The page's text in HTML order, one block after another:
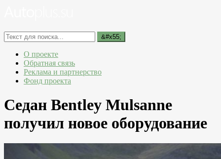
О проекте
Обратная связь
Реклама и партнерство
Фонд проекта
Седан Bentley Mulsanne
получил новое оборудование